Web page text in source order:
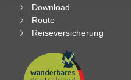
Download
Route
Reiseversicherung